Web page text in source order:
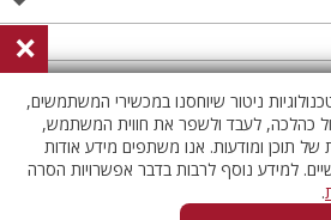
×
ניטור שיוחסנו במכשירי המשתמשים,
כהלכה, לעבד ולשפר את חווית המשתמש,
של תוכן ומודעות. אנו משתפים מידע אודות
למידע נוסף לרבות בדבר אפשרויות הסרה
.